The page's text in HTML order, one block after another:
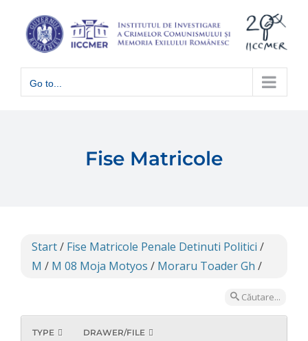
content
Go to...
Fise Matricole
Start/ Fise Matricole Penale Detinuti Politici /
M / M 08 Moja Motyos / Moraru Toader Gh /
Căutare...
TYPE DRAWER/FILE